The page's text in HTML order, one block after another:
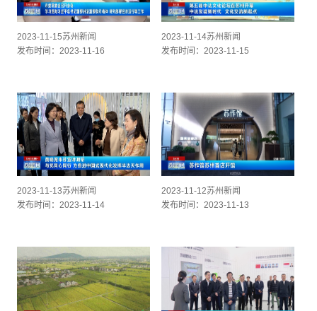
2023-11-15苏州新闻
发布时间：2023-11-16
2023-11-14苏州新闻
发布时间：2023-11-15
2023-11-13苏州新闻
发布时间：2023-11-14
2023-11-12苏州新闻
发布时间：2023-11-13